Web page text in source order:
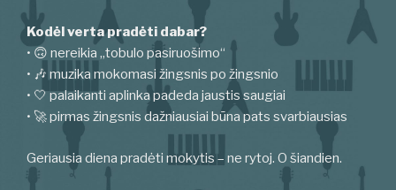
Kodėl verta pradėti dabar?
• 🙃 nereikia „tobulo pasiruošimo“
• 🎶 muzika mokomasi žingsnis po žingsnio
• 🤍 palaikanti aplinka padeda jaustis saugiai
• 🚀 pirmas žingsnis dažniausiai būna pats svarbiausias
Geriausia diena pradėti mokytis – ne rytoj. O šiandien.